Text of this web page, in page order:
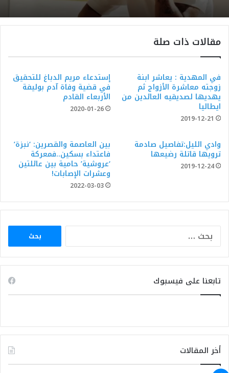
مقالات ذات صلة
في المهدية : يعاشر ابنة
زوجته معاشرة الأزواج ثم
يهديها لصديقيه العائدين من
ايطاليا
2019-12-21
إستدعاء مريم الدباغ للتحقيق
في قضية وفاة آدم بوليفة
الأربعاء القادم
2020-01-26
وادي الليل:تفاصيل صادمة
ترويها قاتلة رضيعها
2019-12-24
بين العاصمة والقصرين: ‘نبزة’
فاعتداء بسكين..فمعركة
‘عروشية’ حامية بين عائلتين
وعشرات الإصابات!
2022-03-03
البحث
تابعنا على فيسبوك
أخر المقالات